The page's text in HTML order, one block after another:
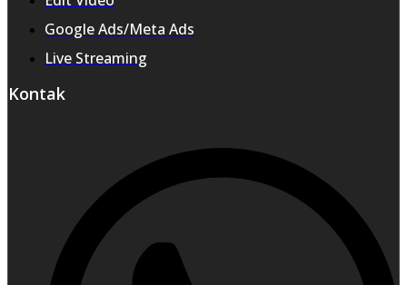
Google Ads/Meta Ads
Live Streaming
Kontak